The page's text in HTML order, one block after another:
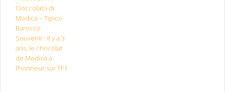
Cioccolato di
Modica – Tipico
Barocco
Souvenir : il y a 3
ans, le chocolat
de Modica à
l’honneur sur TF1